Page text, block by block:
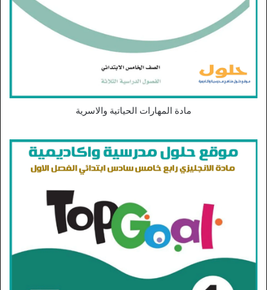
مادة المهارات الحياتية والاسرية